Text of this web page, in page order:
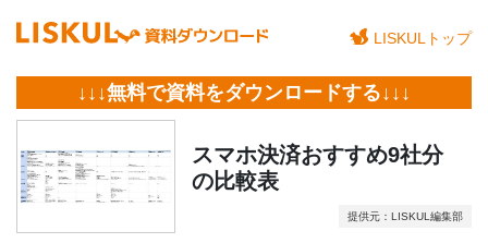
LISKULトップ
↓↓↓無料で資料をダウンロードする↓↓↓
スマホ決済おすすめ9社分
の比較表
提供元：LISKUL編集部